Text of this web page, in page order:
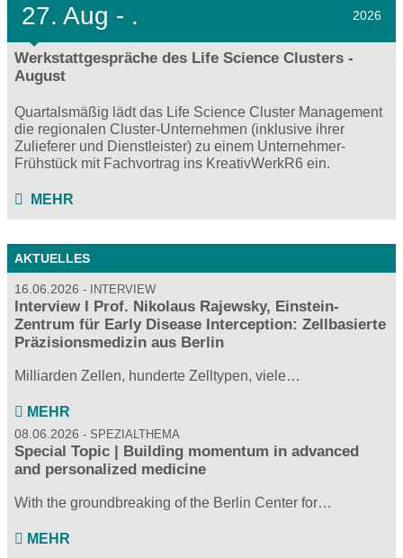
27. Aug - . 2026
Werkstattgespräche des Life Science Clusters -
August
Quartalsmäßig lädt das Life Science Cluster Management
die regionalen Cluster-Unternehmen (inklusive ihrer
Zulieferer und Dienstleister) zu einem Unternehmer-
Frühstück mit Fachvortrag ins KreativWerkR6 ein.
MEHR
AKTUELLES
16.06.2026 INTERVIEW
Interview I Prof. Nikolaus Rajewsky, Einstein-
Zentrum für Early Disease Interception: Zellbasierte
Präzisionsmedizin aus Berlin
Milliarden Zellen, hunderte Zelltypen, viele…
MEHR
08.06.2026 SPEZIALTHEMA
Special Topic | Building momentum in advanced
and personalized medicine
With the groundbreaking of the Berlin Center for…
MEHR